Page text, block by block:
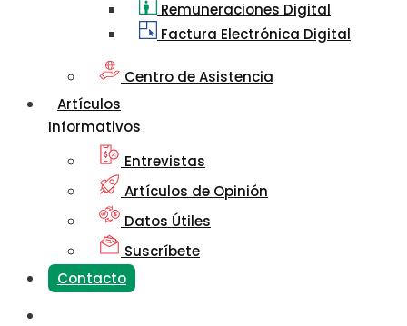
Remuneraciones Digital
Factura Electrónica Digital
Centro de Asistencia
Artículos
Informativos
Entrevistas
Artículos de Opinión
Datos Útiles
Suscríbete
Contacto